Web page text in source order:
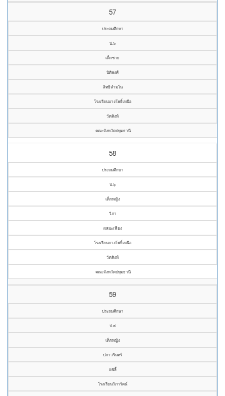
57
ประถมศึกษา
ป.๖
เด็กชาย
นิติพงศ์
ลิทธิลำมโน
โรงเรียนบางโพธิ์เหนือ
วัดสิงห์
คณะจังหวัดปทุมธานี
58
ประถมศึกษา
ป.๖
เด็กหญิง
วิภา
ผลมะเฟือง
โรงเรียนบางโพธิ์เหนือ
วัดสิงห์
คณะจังหวัดปทุมธานี
59
ประถมศึกษา
ป.๔
เด็กหญิง
ปภาวรินทร์
แซ่ลี้
โรงเรียนวิภารัตน์